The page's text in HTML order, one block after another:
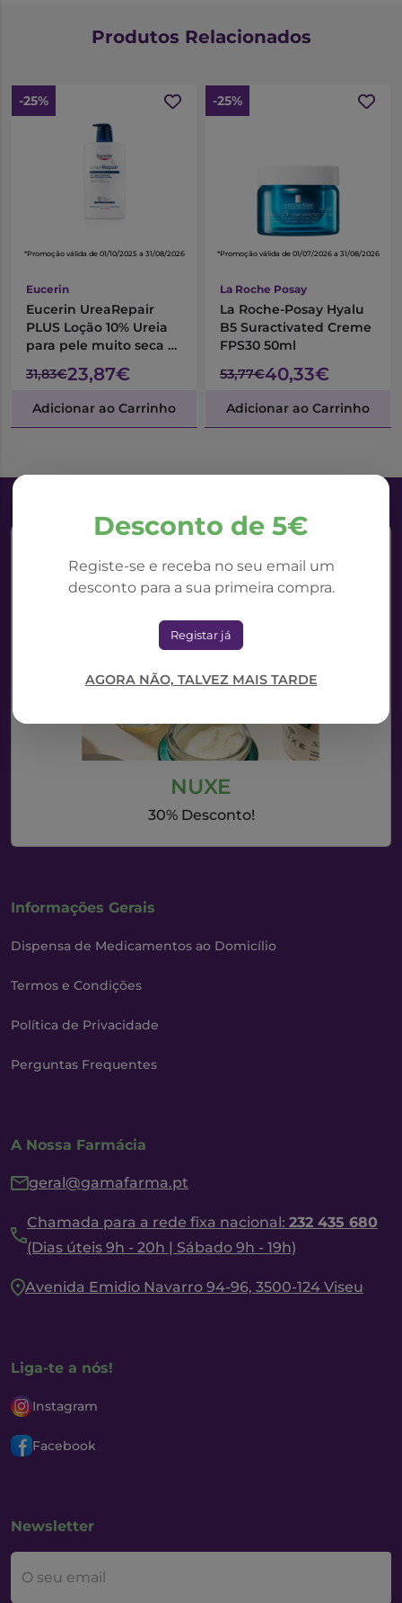
Desconto de 5€
Registe-se e receba no seu email um
desconto para a sua primeira compra.
Registar já
AGORA NÃO, TALVEZ MAIS TARDE
Produtos Relacionados
-25%
*Promoção válida de 01/10/2025 a 31/08/2026
Eucerin
Eucerin UreaRepair
PLUS Loção 10% Ureia
para pele muito seca e
31,83€23,87€
Adicionar ao Carrinho
-25%
*Promoção válida de 01/07/2026 a 31/08/2026
La Roche Posay
La Roche-Posay Hyalu
B5 Suractivated Creme
FPS30 50ml
53,77€40,33€
Adicionar ao Carrinho
NUXE
30% Desconto!
Informações Gerais
Dispensa de Medicamentos ao Domicílio
Termos e Condições
Política de Privacidade
Perguntas Frequentes
A Nossa Farmácia
geral@gamafarma.pt
Chamada para a rede fixa nacional: 232 435 680
(Dias úteis 9h - 20h | Sábado 9h - 19h)
Avenida Emidio Navarro 94-96, 3500-124 Viseu
Liga-te a nós!
Instagram
Facebook
Newsletter
O seu email